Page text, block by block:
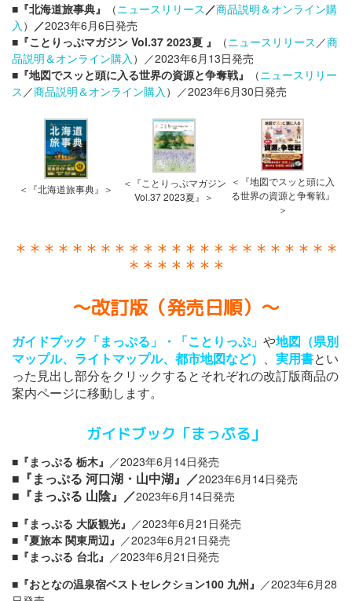
■『北海道旅事典』 （ニュースリリース ／商品説明＆オンライン購
入 ） ／2023年6月6日発売
■『ことりっぷマガジン Vol.37 2023夏 』 （ニュースリリース ／商
品説明＆オンライン購入 ）／2023年6月13日発売
■ 『地図でスッと頭に入る世界の資源と争奪戦』 （ニュースリリー
ス ／商品説明＆オンライン購入 ）／2023年6月30日発売
＜『北海道旅事典』＞
＜『ことりっぷマガジン
Vol.37 2023夏』＞
＜『地図でスッと頭に入
る世界の資源と争奪戦』
＞
＊＊＊＊＊＊＊＊＊＊＊＊＊＊＊＊＊＊＊＊＊＊＊
＊＊＊＊＊＊＊
〜改訂版（発売日順）〜
ガイドブック「まっぷる」・「ことりっぷ」 や地図（県別
マップル、ライトマップル、都市地図など） 、 実用書とい
った見出し部分をクリックするとそれぞれの改訂版商品の
案内ページに移動します。
ガイドブック「まっぷる」
■『まっぷる 栃木』 ／2023年6月14日発売
■『まっぷる 河口湖・山中湖』 ／2023年6月14日発売
■『まっぷる 山陰』 ／2023年6月14日発売
■『まっぷる 大阪観光』 ／2023年6月21日発売
■『夏旅本 関東周辺』 ／2023年6月21日発売
■『まっぷる 台北』 ／2023年6月21日発売
■『おとなの温泉宿ベストセレクション100 九州』 ／2023年6月28